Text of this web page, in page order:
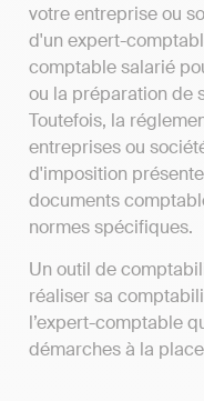
votre entreprise ou
d'un expert-
comptable salarié
ou la préparation de
Toutefois, la
entreprises ou
d'imposition
documents
normes spécifiques.
Un outil de
réaliser sa
l’expert-comptable
démarches à la